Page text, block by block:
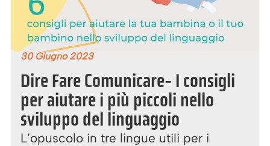
30 Giugno 2023
Dire Fare Comunicare- I consigli
per aiutare i più piccoli nello
sviluppo del linguaggio
L’opuscolo in tre lingue utili per i